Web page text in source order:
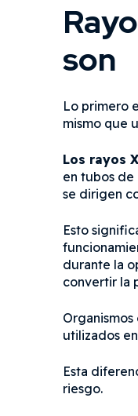
son
Lo primero
mismo que
Los rayos
en tubos
se dirigen
Esto
durante la
convertir la
utilizados
Esta
riesgo.